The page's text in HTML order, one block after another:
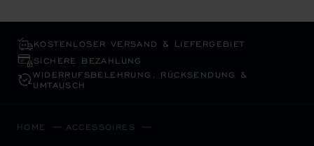
KOSTENLOSER VERSAND & LIEFERGEBIET
SICHERE BEZAHLUNG
WIDERRUFS­BELEHRUNG, RÜCKSENDUNG &
UMTAUSCH
HOME ACCESSOIRES